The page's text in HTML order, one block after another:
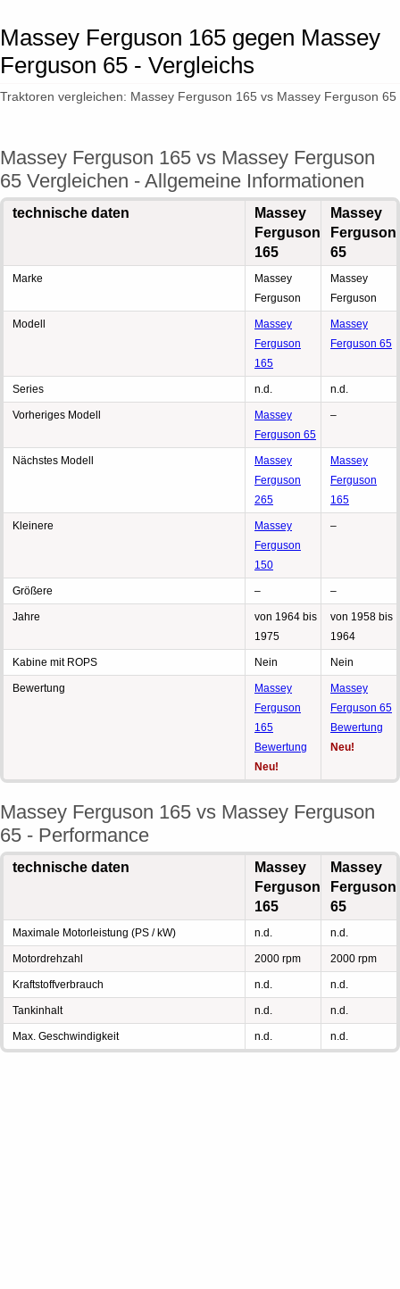
Massey Ferguson 165 gegen Massey
Ferguson 65 - Vergleichs
Traktoren vergleichen: Massey Ferguson 165 vs Massey Ferguson 65
Massey Ferguson 165 vs Massey Ferguson
65 Vergleichen - Allgemeine Informationen
technische daten
Massey
Ferguson
165
Massey
Ferguson
65
Marke
Massey
Ferguson
Massey
Ferguson
Modell
Massey
Ferguson
165
Massey
Ferguson 65
Series n.d. n.d.
Vorheriges Modell
Massey
Ferguson 65
–
Nächstes Modell
Massey
Ferguson
265
Massey
Ferguson
165
Kleinere
Massey
Ferguson
150
–
Größere – –
Jahre
von 1964 bis
1975
von 1958 bis
1964
Kabine mit ROPS Nein Nein
Bewertung
Massey
Ferguson
165
Bewertung
Neu!
Massey
Ferguson 65
Bewertung
Neu!
Massey Ferguson 165 vs Massey Ferguson
65 - Performance
technische daten
Massey
Ferguson
165
Massey
Ferguson
65
Maximale Motorleistung (PS / kW) n.d. n.d.
Motordrehzahl 2000 rpm 2000 rpm
Kraftstoffverbrauch n.d. n.d.
Tankinhalt n.d. n.d.
Max. Geschwindigkeit n.d. n.d.